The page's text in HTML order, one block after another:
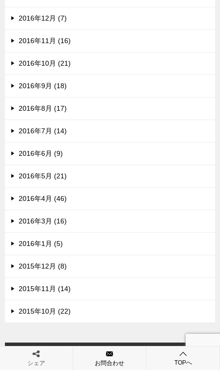
2016年12月 (7)
2016年11月 (16)
2016年10月 (21)
2016年9月 (18)
2016年8月 (17)
2016年7月 (14)
2016年6月 (9)
2016年5月 (21)
2016年4月 (46)
2016年3月 (16)
2016年1月 (5)
2015年12月 (8)
2015年11月 (14)
2015年10月 (22)
カテゴリー
シェア お問合わせ TOPへ